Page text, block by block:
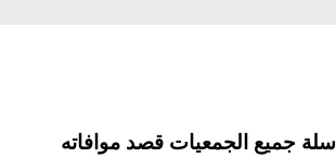
جميع الجمعيات قصد موافاته